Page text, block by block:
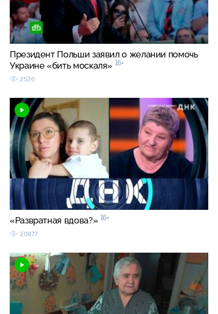
Президент Польши заявил о желании помочь
Украине «бить москаля» 16+
2526
«Развратная вдова?» 16+
20877